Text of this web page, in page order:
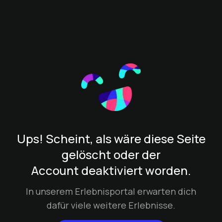
Ups! Scheint, als wäre diese Seite
gelöscht oder der
Account deaktiviert worden.
In unserem Erlebnisportal erwarten dich
dafür viele weitere Erlebnisse.